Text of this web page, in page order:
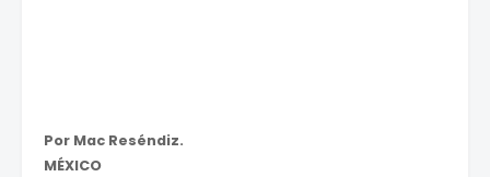
Por Mac Reséndiz.
MÉXICO